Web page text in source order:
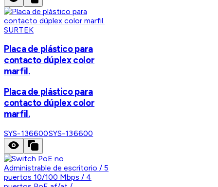
SURTEK
Placa de plástico para
contacto dúplex color
marfil.
Placa de plástico para
contacto dúplex color
marfil.
SYS-136600SYS-136600